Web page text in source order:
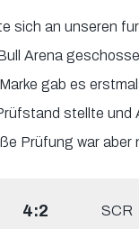
sich an unseren
Arena
gab es
stellte und
Prüfung war aber
4:2 SCR